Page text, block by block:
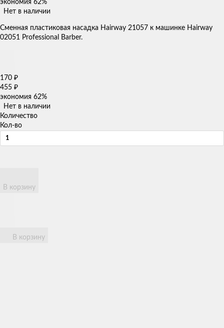
экономия 62%
Нет в наличии
Сменная пластиковая насадка Hairway 21057 к машинке Hairway
02051 Professional Barber.
170 ₽
455 ₽
экономия 62%
Нет в наличии
Количество
Кол-во
В корзину
В корзину